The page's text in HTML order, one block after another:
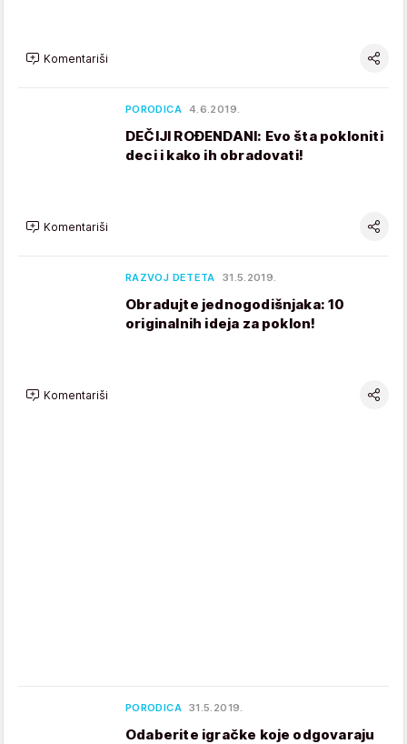
Komentariši
PORODICA 4.6.2019.
DEČIJI ROĐENDANI: Evo šta pokloniti
deci i kako ih obradovati!
Komentariši
RAZVOJ DETETA 31.5.2019.
Obradujte jednogodišnjaka: 10
originalnih ideja za poklon!
Komentariši
PORODICA 31.5.2019.
Odaberite igračke koje odgovaraju